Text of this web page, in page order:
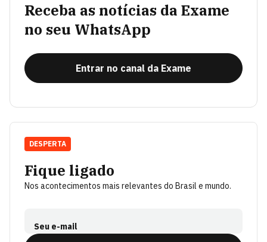
Receba as notícias da Exame
no seu WhatsApp
Entrar no canal da Exame
Fique ligado
Nos acontecimentos mais relevantes do Brasil e mundo.
Seu e-mail
DESPERTA